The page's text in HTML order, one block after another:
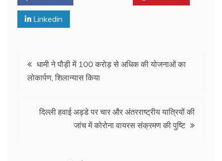
Linkedin
धामी ने पौड़ी में 100 करोड़ से अधिक की योजनाओं का
लोकार्पण, शिलान्यास किया
दिल्ली हवाई अड्डे पर चार और अंतरराष्ट्रीय यात्रियों की
जांच में कोरोना वायरस संक्रमण की पुष्टि